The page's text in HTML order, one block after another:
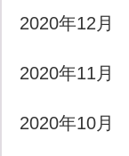
2020年12月
2020年11月
2020年10月